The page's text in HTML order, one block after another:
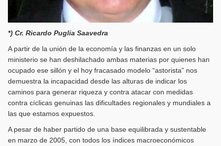
*) Cr. Ricardo Puglia Saavedra
A partir de la unión de la economía y las finanzas en un solo
ministerio se han deshilachado ambas materias por quienes han
ocupado ese sillón y el hoy fracasado modelo “astorista” nos
demuestra la incapacidad desde las alturas de indicar los
caminos para generar riqueza y contra atacar con medidas
contra cíclicas genuinas las dificultades regionales y mundiales a
las que estamos expuestos.
A pesar de haber partido de una base equilibrada y sustentable
en marzo de 2005, con todos los índices macroeconómicos